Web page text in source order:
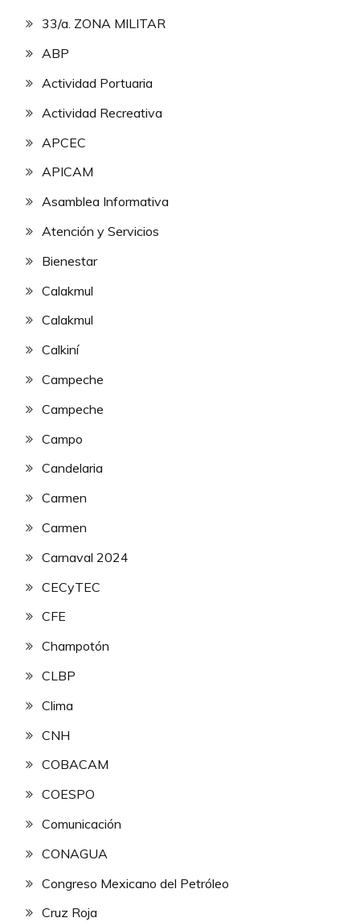
33/a. ZONA MILITAR
ABP
Actividad Portuaria
Actividad Recreativa
APCEC
APICAM
Asamblea Informativa
Atención y Servicios
Bienestar
Calakmul
Calakmul
Calkiní
Campeche
Campeche
Campo
Candelaria
Carmen
Carmen
Carnaval 2024
CECyTEC
CFE
Champotón
CLBP
Clima
CNH
COBACAM
COESPO
Comunicación
CONAGUA
Congreso Mexicano del Petróleo
Cruz Roja